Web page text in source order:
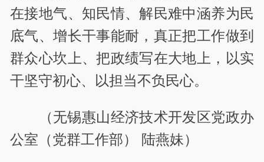
在接地气、知民情、解民难中涵养为民
底气、增长干事能耐，真正把工作做到
群众心坎上、把政绩写在大地上，以实
干坚守初心、以担当不负民心。
（无锡惠山经济技术开发区党政办
公室（党群工作部） 陆燕妹）